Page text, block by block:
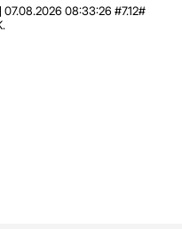
07.08.2026 08:33:26 #7.12#